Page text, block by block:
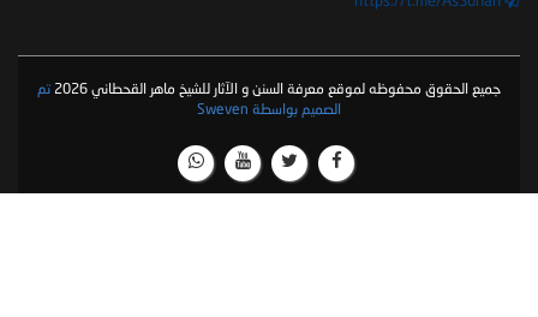
جميع الحقوق محفوظه لموقع معرفة السنن و الآثار للشيخ ماهر القحطاني 2026
تم
الصميم بواسطة Sweven